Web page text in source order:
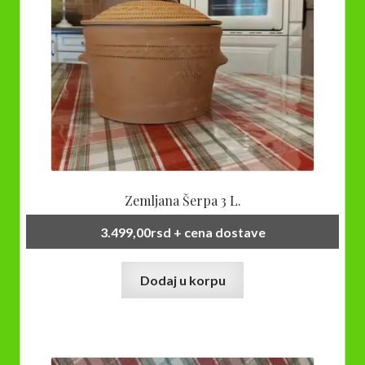
Zemljana Šerpa 3 L.
3.499,00rsd + cena dostave
Dodaj u korpu